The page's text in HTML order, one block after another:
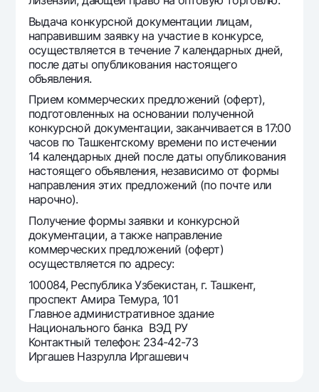
Офисы и банкоматы
Согласие на обработку персональных данных
Следите за нами в соцсетях
Контакт-центр
+998 78 148-00-101344
Выдача конкурсной документации лицам,
направившим заявку на участие в конкурсе,
осуществляется в течение 7 календарных дней,
после даты опубликования настоящего
объявления.
Прием коммерческих предложений (оферт),
подготовленных на основании полученной
конкурсной документации, заканчивается в 17:00
часов по Ташкентскому времени по истечении
14 календарных дней после даты опубликования
настоящего объявления, независимо от формы
направления этих предложений (по почте или
нарочно).
Получение формы заявки и конкурсной
документации, а также направление
коммерческих предложений (оферт)
осуществляется по адресу:
100084, Республика Узбекистан, г. Ташкент,
проспект Амира Темура, 101
Главное административное здание
Национального банка ВЭД РУ
Контактный телефон: 234-42-73
Иргашев Назрулла Иргашевич